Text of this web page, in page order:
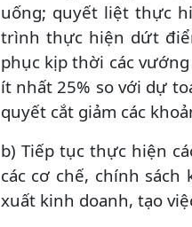
uống; quyết liệt thực
trình thực hiện dứt
phục kịp thời các
ít nhất 25% so với dự
quyết cắt giảm các
b) Tiếp tục thực hiện
các cơ chế, chính
xuất kinh doanh, tạo